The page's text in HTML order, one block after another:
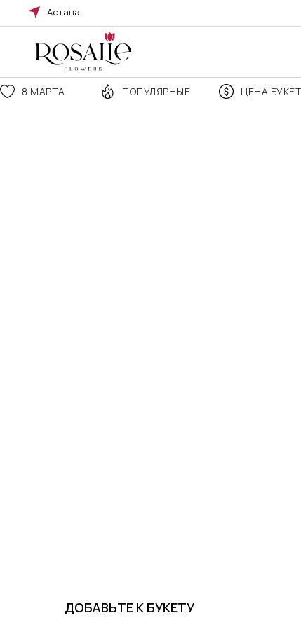
8 МАРТА ПОПУЛЯРНЫЕ ЦЕНА
Астана
ДОБАВЬТЕ К БУКЕТУ